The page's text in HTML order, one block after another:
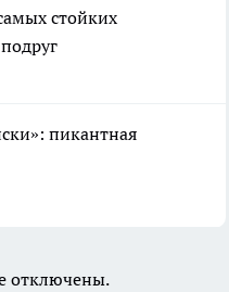
стойких
пикантная
отключены.